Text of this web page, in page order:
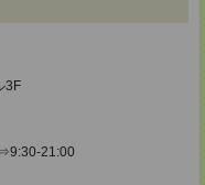
3F
21:00